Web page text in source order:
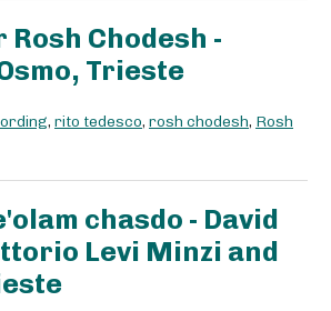
Chodesh -
Trieste
, rito tedesco, rosh chodesh, Rosh
chasdo - David
Levi Minzi and